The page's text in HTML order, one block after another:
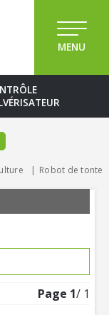
MENU
Robot de tonte
Page 1/ 1